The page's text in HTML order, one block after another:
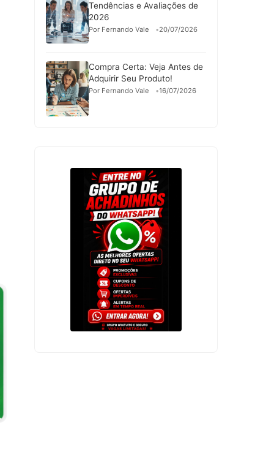
Tendências e Avaliações de
2026
Por Fernando Vale 20/07/2026
Compra Certa: Veja Antes de
Adquirir Seu Produto!
Por Fernando Vale 16/07/2026